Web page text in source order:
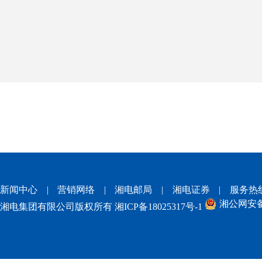
新闻中心 | 营销网络 | 湘电邮局 | 湘电证券 |
服务热
湘电集团有限公司版权所有 湘ICP备18025317号-1 湘公网安